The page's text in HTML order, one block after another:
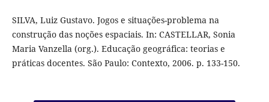
SILVA, Luiz Gustavo. Jogos e situações-problema na
construção das noções espaciais. In: CASTELLAR, Sonia
Maria Vanzella (org.). Educação geográfica: teorias e
práticas docentes. São Paulo: Contexto, 2006. p. 133-150.